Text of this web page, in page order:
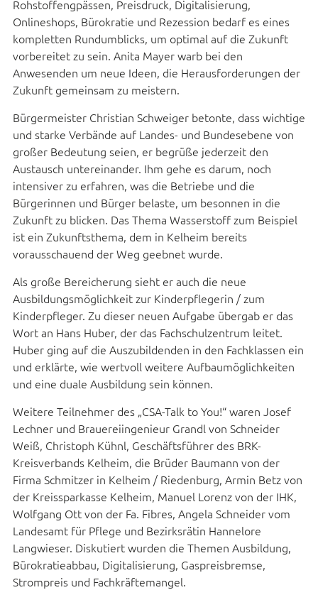
Rohstoffengpässen, Preisdruck, Digitalisierung,
Onlineshops, Bürokratie und Rezession bedarf es eines
kompletten Rundumblicks, um optimal auf die Zukunft
vorbereitet zu sein. Anita Mayer warb bei den
Anwesenden um neue Ideen, die Herausforderungen der
Zukunft gemeinsam zu meistern.
Bürgermeister Christian Schweiger betonte, dass wichtige
und starke Verbände auf Landes- und Bundesebene von
großer Bedeutung seien, er begrüße jederzeit den
Austausch untereinander. Ihm gehe es darum, noch
intensiver zu erfahren, was die Betriebe und die
Bürgerinnen und Bürger belaste, um besonnen in die
Zukunft zu blicken. Das Thema Wasserstoff zum Beispiel
ist ein Zukunftsthema, dem in Kelheim bereits
vorausschauend der Weg geebnet wurde.
Als große Bereicherung sieht er auch die neue
Ausbildungsmöglichkeit zur Kinderpflegerin / zum
Kinderpfleger. Zu dieser neuen Aufgabe übergab er das
Wort an Hans Huber, der das Fachschulzentrum leitet.
Huber ging auf die Auszubildenden in den Fachklassen ein
und erklärte, wie wertvoll weitere Aufbaumöglichkeiten
und eine duale Ausbildung sein können.
Weitere Teilnehmer des „CSA-Talk to You!“ waren Josef
Lechner und Brauereiingenieur Grandl von Schneider
Weiß, Christoph Kühnl, Geschäftsführer des BRK-
Kreisverbands Kelheim, die Brüder Baumann von der
Firma Schmitzer in Kelheim / Riedenburg, Armin Betz von
der Kreissparkasse Kelheim, Manuel Lorenz von der IHK,
Wolfgang Ott von der Fa. Fibres, Angela Schneider vom
Landesamt für Pflege und Bezirksrätin Hannelore
Langwieser. Diskutiert wurden die Themen Ausbildung,
Bürokratieabbau, Digitalisierung, Gaspreisbremse,
Strompreis und Fachkräftemangel.